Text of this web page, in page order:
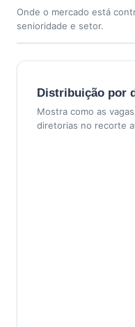
Onde o mercado está
senioridade e setor.
Distribuição por
Mostra como as
diretorias no recorte